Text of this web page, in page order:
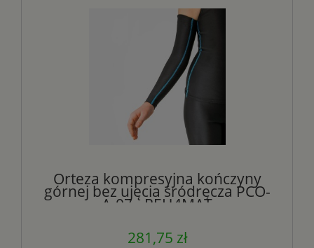
Orteza kompresyjna kończyny
górnej bez ujęcia śródręcza PCO-
A-07 - REH4MAT
281,75 zł